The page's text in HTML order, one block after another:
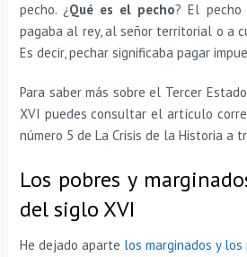
pecho. ¿Qué es el pecho? El
pagaba al rey, al señor territorial o a
Es decir, pechar significaba pagar
Para saber más sobre el Tercer
XVI puedes consultar el artículo
número 5 de La Crisis de la Historia a
Los pobres y
del siglo XVI
He dejado aparte los marginados y